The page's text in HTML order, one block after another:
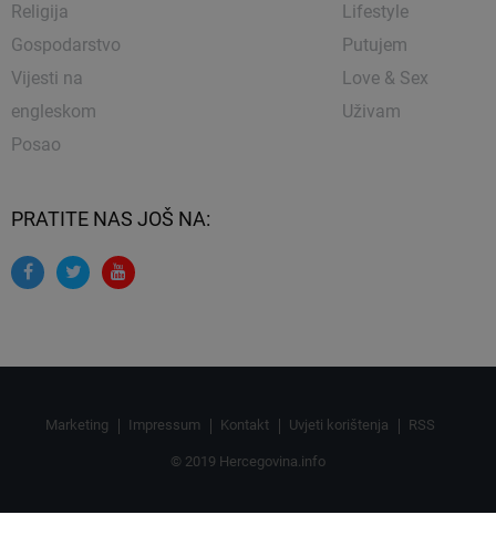
Religija
Gospodarstvo
Vijesti na
engleskom
Posao
Lifestyle
Putujem
Love & Sex
Uživam
PRATITE NAS JOŠ NA:
Marketing Impressum Kontakt Uvjeti korištenja RSS
© 2019 Hercegovina.info